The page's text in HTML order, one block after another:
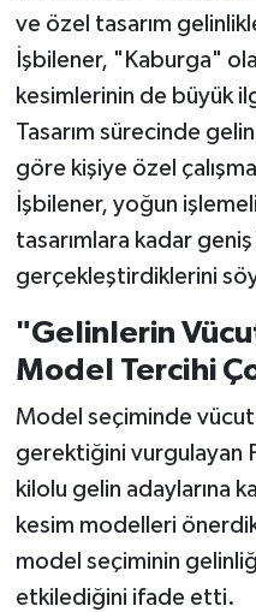
ve özel tasarım
İşbilener, "Kaburga"
kesimlerinin de büyük
Tasarım sürecinde
göre kişiye özel
İşbilener, yoğun
tasarımlara kadar
gerçekleştirdiklerini
"Gelinlerin
Model Tercihi
Model seçiminde vücut
gerektiğini vurgulayan
kilolu gelin adaylarına
kesim modelleri
model seçiminin
etkilediğini ifade etti.